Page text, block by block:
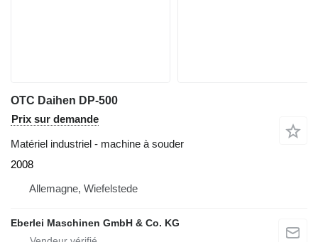
OTC Daihen DP-500
Prix sur demande
Matériel industriel - machine à souder
2008
Allemagne, Wiefelstede
Eberlei Maschinen GmbH & Co. KG